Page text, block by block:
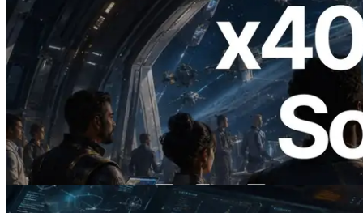
2026.07.04
ERPC ने x402 समर्थित Solana RPC लॉन्च
किया — AI एजेंट अब जरूरत के API के लिए ऑन-
डिमांड भुगतान कर सकते हैं
यह लेख पढ़ें